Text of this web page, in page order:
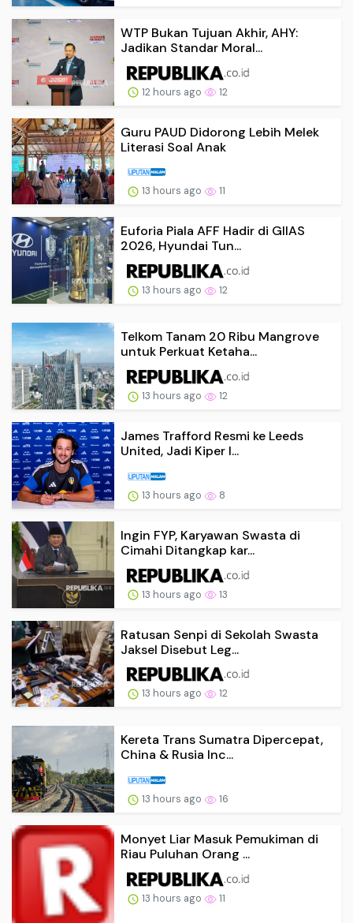
WTP Bukan Tujuan Akhir, AHY:
Jadikan Standar Moral...
12 hours ago 12
Guru PAUD Didorong Lebih Melek
Literasi Soal Anak
13 hours ago 11
Euforia Piala AFF Hadir di GIIAS
2026, Hyundai Tun...
13 hours ago 12
Telkom Tanam 20 Ribu Mangrove
untuk Perkuat Ketaha...
13 hours ago 12
James Trafford Resmi ke Leeds
United, Jadi Kiper I...
13 hours ago 8
Ingin FYP, Karyawan Swasta di
Cimahi Ditangkap kar...
13 hours ago 13
Ratusan Senpi di Sekolah Swasta
Jaksel Disebut Leg...
13 hours ago 12
Kereta Trans Sumatra Dipercepat,
China & Rusia Inc...
13 hours ago 16
Monyet Liar Masuk Pemukiman di
Riau Puluhan Orang ...
13 hours ago 11